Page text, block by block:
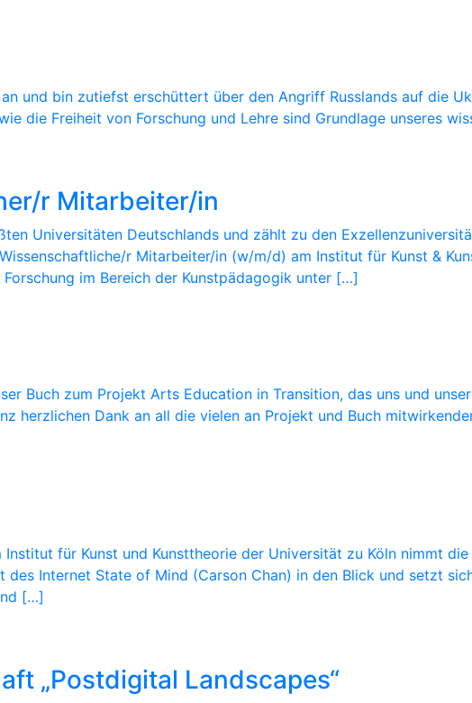
und bin zutiefst erschüttert über den Angriff Russlands auf die
die Freiheit von Forschung und Lehre sind Grundlage unseres
r Mitarbeiter/in
Universitäten Deutschlands und zählt zu den
r Mitarbeiter/in (w/m/d) am Institut für Kunst &
im Bereich der Kunstpädagogik unter […]
Buch zum Projekt Arts Education in Transition, das uns und
herzlichen Dank an all die vielen an Projekt und Buch
für Kunst und Kunsttheorie der Universität zu Köln nimmt
Internet State of Mind (Carson Chan) in den Blick und setzt
[…]
„Postdigital Landscapes“